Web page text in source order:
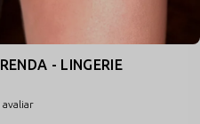
- LINGERIE